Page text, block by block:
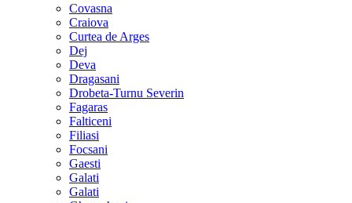
Covasna
Craiova
Curtea de Arges
Dej
Deva
Dragasani
Drobeta-Turnu Severin
Fagaras
Falticeni
Filiasi
Focsani
Gaesti
Galati
Galati